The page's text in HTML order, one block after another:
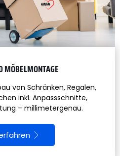
MÖBELMONTAGE
von Schränken, Regalen,
inkl. Anpassschnitte,
– millimetergenau.